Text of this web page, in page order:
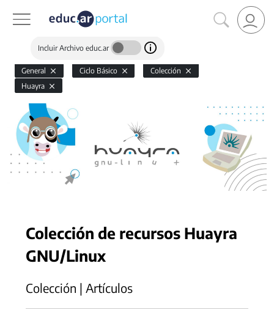
Incluir Archivo educ.ar
General Ciclo Básico
Colección
Huayra
Colección de recursos Huayra
GNU/Linux
Colección | Artículos